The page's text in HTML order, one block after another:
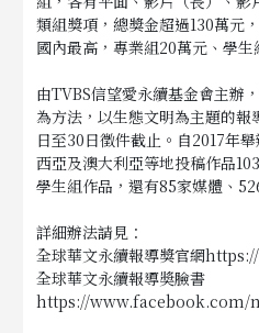
類組獎項，總獎金超過130萬元
國內最高，專業組20萬元、學生
由TVBS信望愛永續基金會主辦
為方法，以生態文明為主題的報
日至30日徵件截止。自2017年
西亞及澳大利亞等地投稿作品
學生組作品，還有85家媒體、
詳細辦法請見：
全球華文永續報導獎官網
全球華文永續報導奬臉書
https://www.facebook.com/